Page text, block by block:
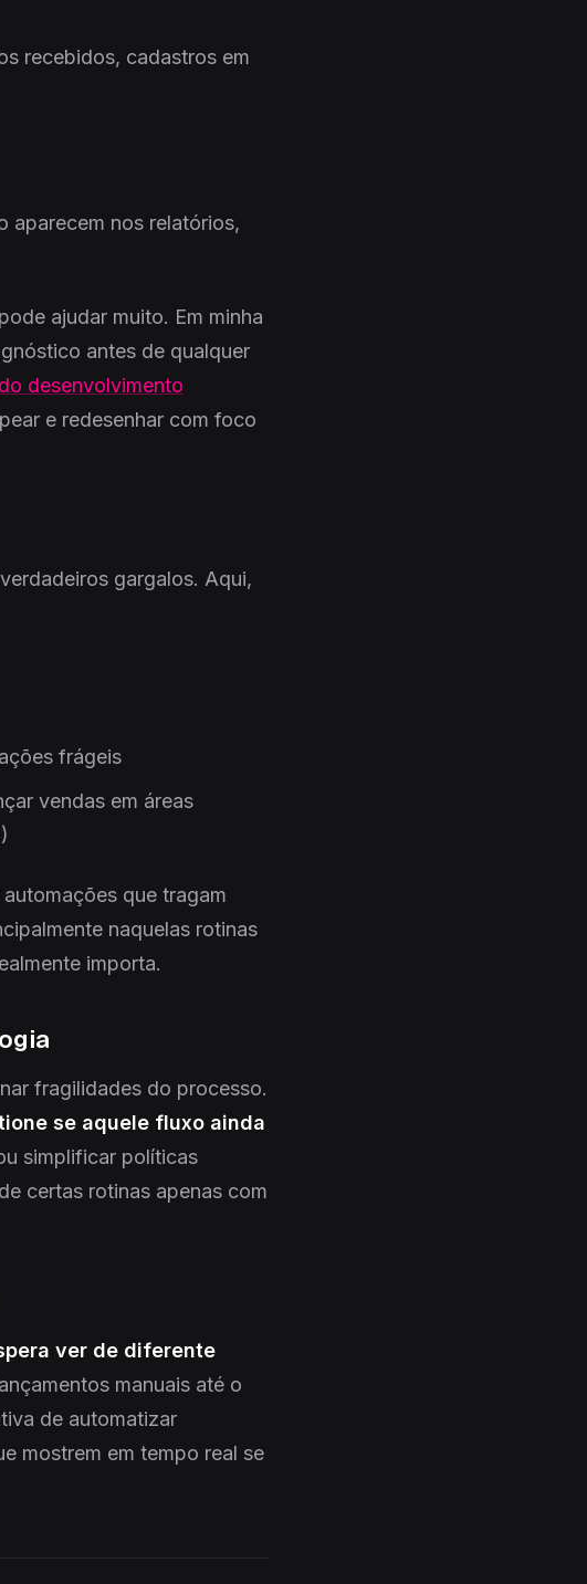
recebidos, cadastros em
aparecem nos relatórios,
ajudar muito. Em minha
antes de qualquer
desenvolvimento
e redesenhar com foco
gargalos. Aqui,
frágeis
vendas em áreas
que tragam
naquelas rotinas
importa.
fragilidades do processo.
se aquele fluxo ainda
simplificar políticas
certas rotinas apenas com
ver de diferente
manuais até o
de automatizar
mostrem em tempo real se